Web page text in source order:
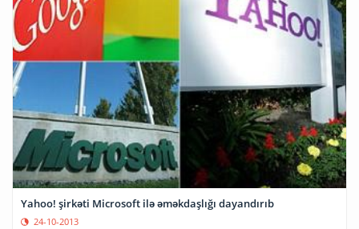
Yahoo! şirkəti Microsoft ilə əməkdaşlığı dayandırıb
24-10-2013